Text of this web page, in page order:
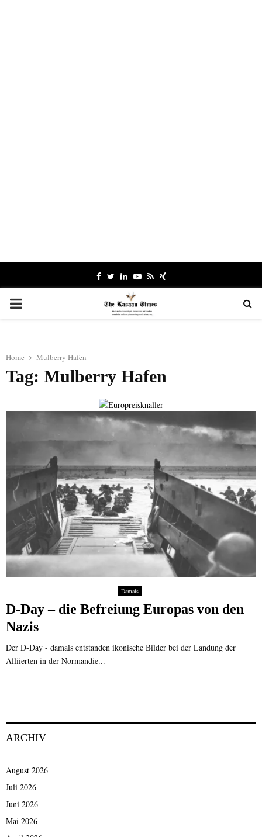
Facebook
TwitterLinkedinYoutube
RssXing
PRIMARY
Home Mulberry Hafen
Tag: Mulberry Hafen
Damals
D-Day – die Befreiung Europas von den
Nazis
Der D-Day - damals entstanden ikonische Bilder bei der Landung der
Alliierten in der Normandie...
ARCHIV
August 2026
Juli 2026
Juni 2026
Mai 2026